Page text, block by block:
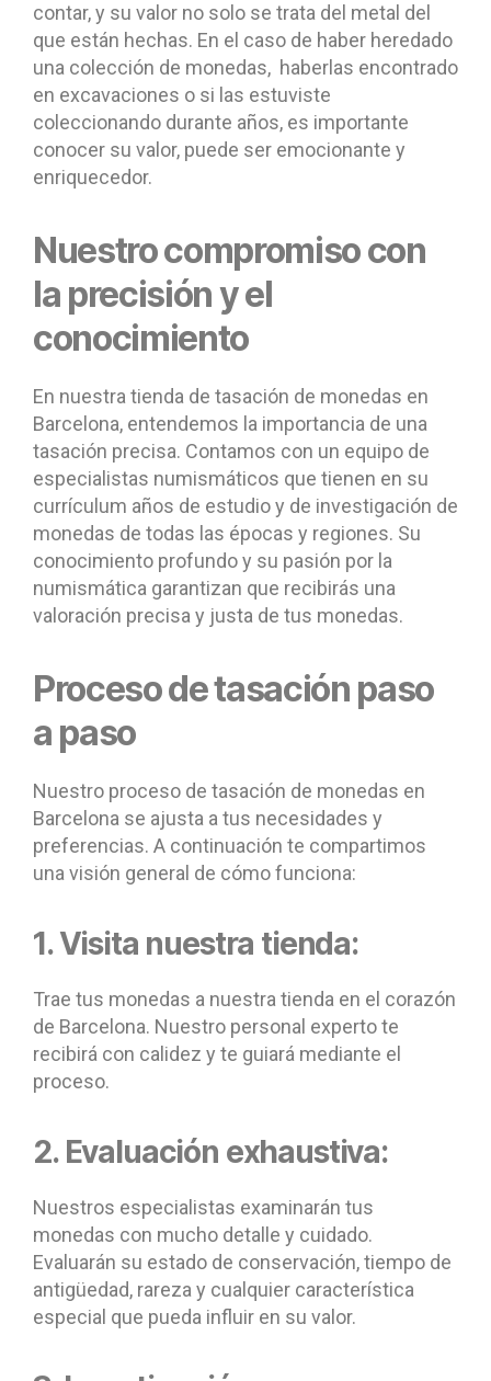
contar, y su valor no solo se trata del metal del
que están hechas. En el caso de haber heredado
una colección de monedas, haberlas encontrado
en excavaciones o si las estuviste
coleccionando durante años, es importante
conocer su valor, puede ser emocionante y
enriquecedor.
Nuestro compromiso con
la precisión y el
conocimiento
En nuestra tienda de tasación de monedas en
Barcelona, entendemos la importancia de una
tasación precisa. Contamos con un equipo de
especialistas numismáticos que tienen en su
currículum años de estudio y de investigación de
monedas de todas las épocas y regiones. Su
conocimiento profundo y su pasión por la
numismática garantizan que recibirás una
valoración precisa y justa de tus monedas.
Proceso de tasación paso
a paso
Nuestro proceso de tasación de monedas en
Barcelona se ajusta a tus necesidades y
preferencias. A continuación te compartimos
una visión general de cómo funciona:
1. Visita nuestra tienda:
Trae tus monedas a nuestra tienda en el corazón
de Barcelona. Nuestro personal experto te
recibirá con calidez y te guiará mediante el
proceso.
2. Evaluación exhaustiva:
Nuestros especialistas examinarán tus
monedas con mucho detalle y cuidado.
Evaluarán su estado de conservación, tiempo de
antigüedad, rareza y cualquier característica
especial que pueda influir en su valor.